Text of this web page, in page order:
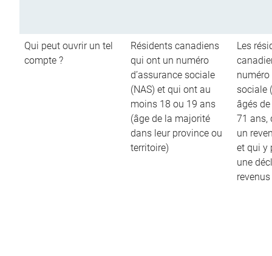
Qui peut ouvrir un tel
compte ?
Résidents canadiens
qui ont un numéro
d’assurance sociale
(NAS) et qui ont au
moins 18 ou 19 ans
(âge de la majorité
dans leur province ou
territoire)
Les
numéro
sociale
âgés
71 ans,
un
et qui y
une
revenus